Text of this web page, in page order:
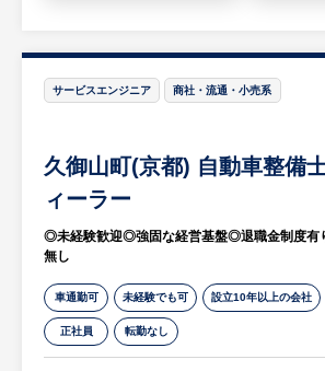
下でフルオーダーでトラ
造を手掛けられています。
サービスエンジニア 商社・流通・小売系
久御山町(京都) 自動車整備
ィーラー
◎未経験歓迎◎強固な経営基盤◎退職金制度
無し
車通勤可 未経験でも可 設立10年以上の会社
正社員 転勤なし